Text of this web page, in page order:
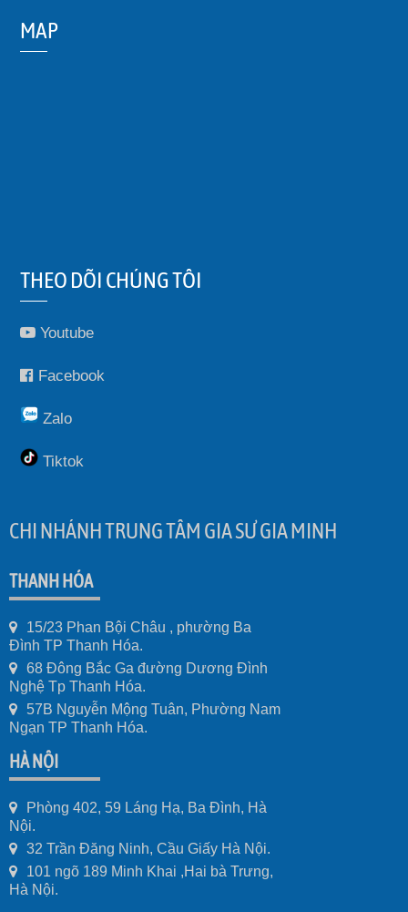
MAP
THEO DÕI CHÚNG TÔI
Youtube
Facebook
Zalo
Tiktok
CHI NHÁNH TRUNG TÂM GIA SƯ GIA MINH
THANH HÓA
15/23 Phan Bội Châu , phường Ba
Đình TP Thanh Hóa.
68 Đông Bắc Ga đường Dương Đình
Nghệ Tp Thanh Hóa.
57B Nguyễn Mộng Tuân, Phường Nam
Ngạn TP Thanh Hóa.
HÀ NỘI
Phòng 402, 59 Láng Hạ, Ba Đình, Hà
Nội.
32 Trần Đăng Ninh, Cầu Giấy Hà Nội.
101 ngõ 189 Minh Khai ,Hai bà Trưng,
Hà Nội.